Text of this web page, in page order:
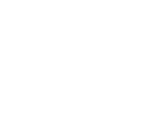
auf Informationen auf einem Endgerät
Daten zur Auswahl von Werbeanzeigen